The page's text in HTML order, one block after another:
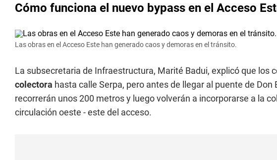
Cómo funciona el nuevo bypass en el Acceso
Las obras en el Acceso Este han generado caos y demoras en el tránsito.
La subsecretaria de Infraestructura, Marité Badui, explicó que los
colectora hasta calle Serpa, pero antes de llegar al puente de
recorrerán unos 200 metros y luego volverán a incorporarse a la
circulación oeste - este del acceso.